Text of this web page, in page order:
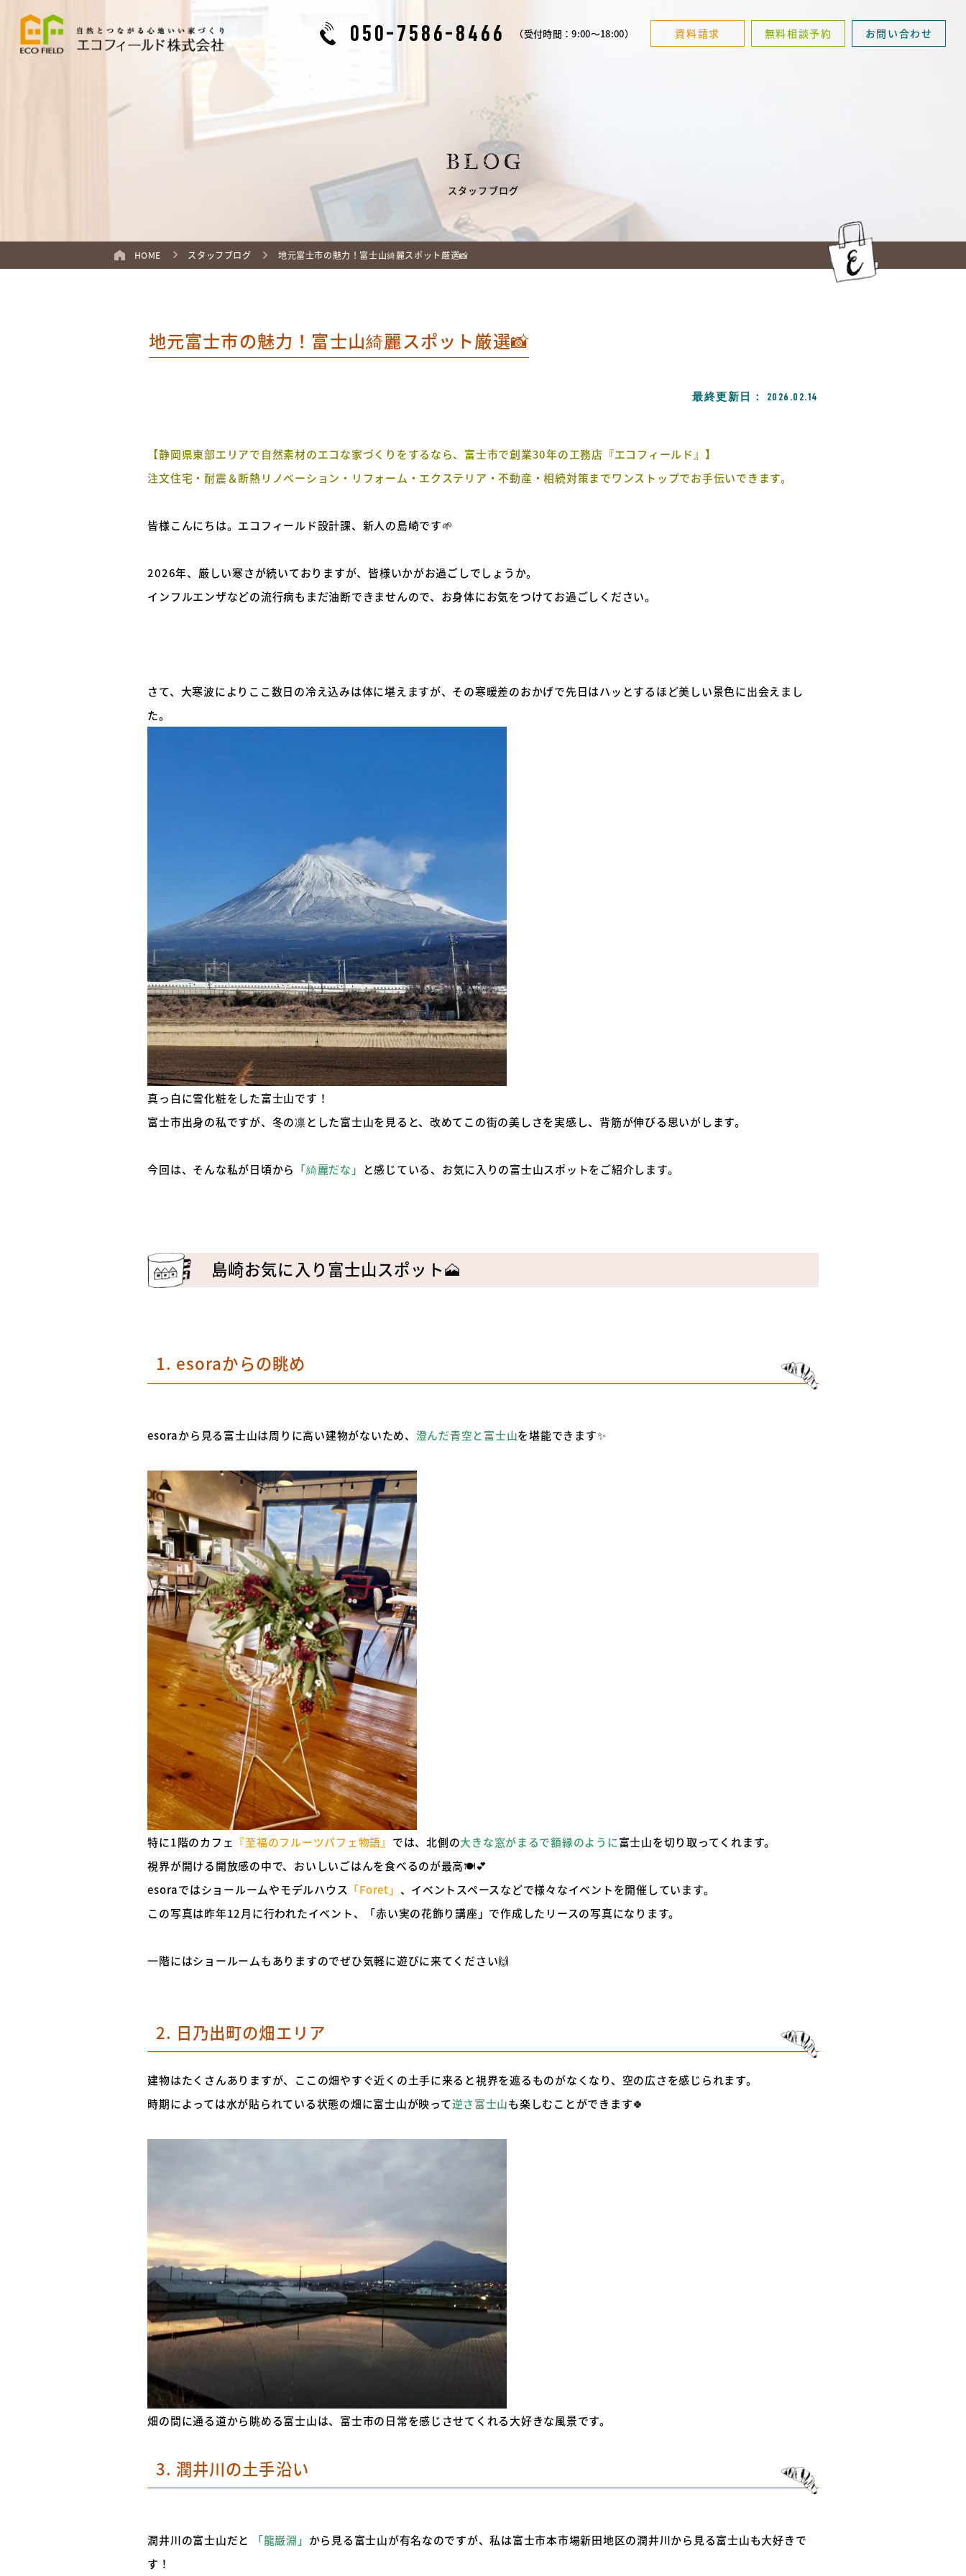
050-7586-8466 （受付時間：9:00～18:00） 資料請求 無料相談予約 お問い合わせ
BLOG
スタッフブログ
HOME スタッフブログ 地元富士市の魅力！富士山綺麗スポット厳選📸
地元富士市の魅力！富士山綺麗スポット厳選📸
最終更新日： 2026.02.14
【静岡県東部エリアで自然素材のエコな家づくりをするなら、富士市で創業30年の工務店『エコフィールド』】
注文住宅・耐震＆断熱リノベーション・リフォーム・エクステリア・不動産・相続対策までワンストップでお手伝いできます。
皆様こんにちは。エコフィールド設計課、新人の島崎です🌱
2026年、厳しい寒さが続いておりますが、皆様いかがお過ごしでしょうか。
インフルエンザなどの流行病もまだ油断できませんので、お身体にお気をつけてお過ごしください。
さて、大寒波によりここ数日の冷え込みは体に堪えますが、その寒暖差のおかげで先日はハッとするほど美しい景色に出会えまし
た。
真っ白に雪化粧をした富士山です！
富士市出身の私ですが、冬の凛とした富士山を見ると、改めてこの街の美しさを実感し、背筋が伸びる思いがします。
今回は、そんな私が日頃から 「綺麗だな」 と感じている、お気に入りの富士山スポットをご紹介します。
島崎お気に入り富士山スポット🗻
1. esoraからの眺め
esoraから見る富士山は周りに高い建物がないため、 澄んだ青空と富士山を堪能できます✨
特に1階のカフェ 『至福のフルーツパフェ物語』 では、北側の大きな窓がまるで額縁のように富士山を切り取ってくれます。
視界が開ける開放感の中で、おいしいごはんを食べるのが最高🍽️💕
esoraではショールームやモデルハウス 「Foret」 、イベントスペースなどで様々なイベントを開催しています。
この写真は昨年12月に行われたイベント、「赤い実の花飾り講座」で作成したリースの写真になります。
一階にはショールームもありますのでぜひ気軽に遊びに来てください🙌
2. 日乃出町の畑エリア
建物はたくさんありますが、ここの畑やすぐ近くの土手に来ると視界を遮るものがなくなり、空の広さを感じられます。
時期によっては水が貼られている状態の畑に富士山が映って逆さ富士山も楽しむことができます🍀
畑の間に通る道から眺める富士山は、富士市の日常を感じさせてくれる大好きな風景です。
3. 潤井川の土手沿い
潤井川の富士山だと 「龍巌淵」 から見る富士山が有名なのですが、私は富士市本市場新田地区の潤井川から見る富士山も大好きで
す！